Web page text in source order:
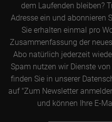
dem Laufenden bleiben?
Adresse ein und abonnieren
Sie erhalten einmal pro
Zusammenfassung der
Abo natürlich jederzeit
Spam nutzen wir Dienste
finden Sie in unserer
auf "Zum Newsletter
und können Ihre E-